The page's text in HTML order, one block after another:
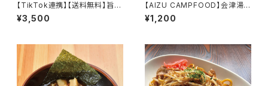
【TikTok連携】【送料無料】旨辛
タンメン パーフェクトラーメンK
ARAMISO 6食セット 濃厚辛味
メン 常温 会津ブランド館
¥3,500
【AIZU CAMPFOOD】会津湯
川村産コシヒカリ無洗米1合×3
個セット
¥1,200